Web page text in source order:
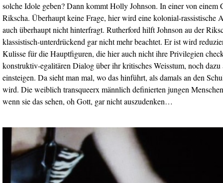
solche Idole geben? Dann kommt Holly Johnson. In einer von einem
Rikscha. Überhaupt keine Frage, hier wird eine kolonial-rassistische
auch überhaupt nicht hinterfragt. Rutherford hilft Johnson au der
klassistisch-unterdrückend gar nicht mehr beachtet. Er ist wird
Kulisse für die Hauptfiguren, die hier auch nicht ihre Privilegien
konstruktiv-egalitären Dialog über ihr kritisches Weisstum, noch
einsteigen. Da sieht man mal, wo das hinführt, als damals an den
wird. Die weiblich transqueerx männlich definierten jungen
wenn sie das sehen, oh Gott, gar nicht auszudenken…